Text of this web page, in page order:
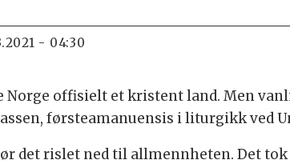
- 04:30
Norge offisielt et kristent land. Men
førsteamanuensis i liturgikk ved
det rislet ned til allmennheten. Det